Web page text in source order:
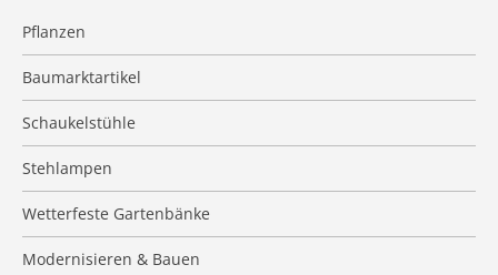
Pflanzen
Baumarktartikel
Schaukelstühle
Stehlampen
Wetterfeste Gartenbänke
Modernisieren & Bauen